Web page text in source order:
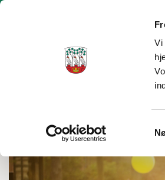
Vi
Borgerservice Dagtilbud og